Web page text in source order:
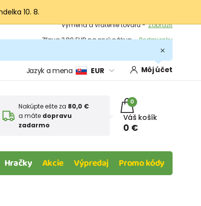
10. 8.
Výmena a vrátenie tovaru -
Podmienky
Jazyk a mena EUR Môj účet
Nakúpte ešte za 80,0 €
a máte dopravu
zadarmo
0
Váš košík
0 €
Hračky Akcie Výpredaj Promo kódy